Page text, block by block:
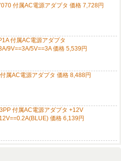
付属AC電源アダプタ 価格 7,728円
付属AC電源アダプタ
9V==3A/5V==3A 価格 5,539円
属AC電源アダプタ 価格 8,488円
付属AC電源アダプタ +12V
価格 6,139円